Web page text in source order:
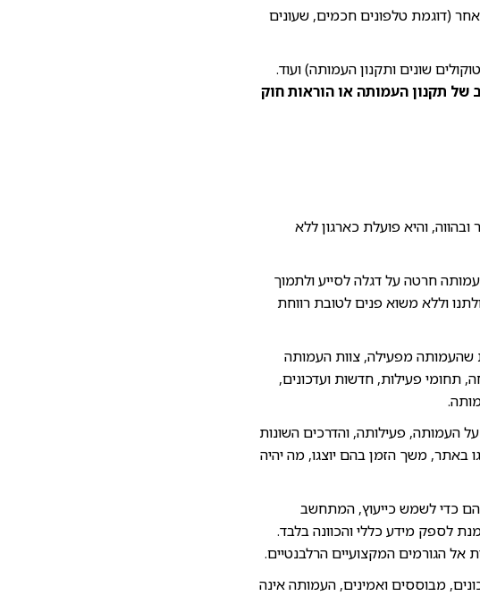
(דוגמת טלפונים חכמים, שעונים
שונים ותקנון העמותה) ועוד.
של תקנון העמותה או הוראות חוק
בה, בעבר ובהווה, והיא פועלת כארגון ללא
חרטה על דגלה לסייע ולתמוך
וללא משוא פנים לטובת רווחת
שהעמותה מפעילה, צוות העמותה
תחומי פעילות, חדשות ועדכונים,
העמותה, פעילותה, והדרכים השונות
באתר, משך הזמן בהם יוצגו, מה יהיה
כדי לשמש כייעוץ, המתחשב
לספק מידע כללי והכוונה בלבד.
הגורמים המקצועיים הרלבנטיים.
מבוססים ואמינים, העמותה אינה